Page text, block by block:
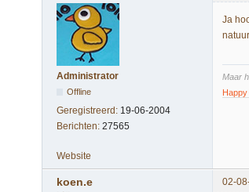
Administrator
Offline
Geregistreerd: 19-06-2004
Berichten: 27565
Ja
Maar
Website
koen.e
02-